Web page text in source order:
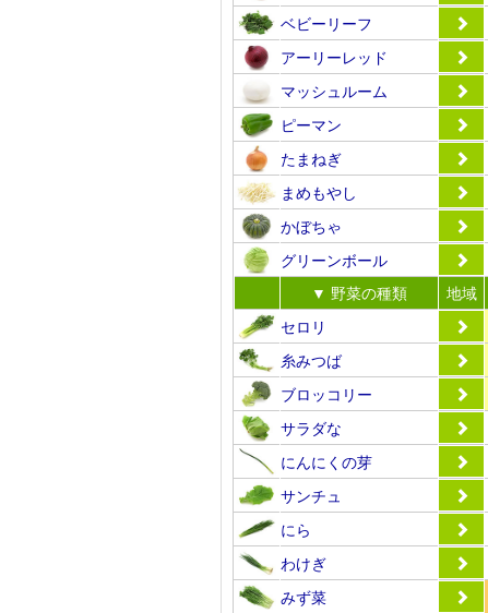
ベビーリーフ
アーリーレッド
マッシュルーム
ピーマン
たまねぎ
まめもやし
かぼちゃ
グリーンボール
▼ 野菜の種類
地域
セロリ
糸みつば
ブロッコリー
サラダな
にんにくの芽
サンチュ
にら
わけぎ
みず菜